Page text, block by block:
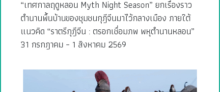
“เทศกาลฤดูหลอน Myth Night Season” ยกเรื่องราว
ตำนานพื้นบ้านของชุมชนกุฎีจีนมาไว้กลางเมือง ภายใต้
แนวคิด “ราตรีกุฎีจีน : ตรอกเชื่อมภพ พหุตำนานหลอน”
31 กรกฎาคม – 1 สิงหาคม 2569